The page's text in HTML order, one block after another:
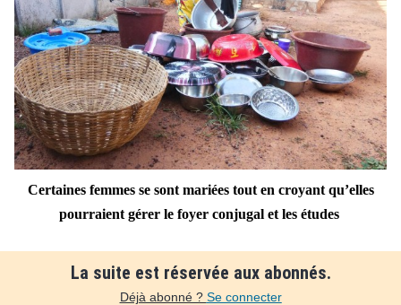
Certaines femmes se sont mariées tout en croyant qu’elles
pourraient gérer le foyer conjugal et les études
La suite est réservée aux abonnés.
Déjà abonné ? Se connecter